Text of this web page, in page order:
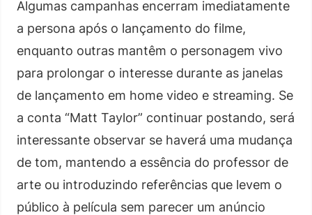
Algumas campanhas encerram imediatamente
a persona após o lançamento do filme,
enquanto outras mantêm o personagem vivo
para prolongar o interesse durante as janelas
de lançamento em home video e streaming. Se
a conta “Matt Taylor” continuar postando, será
interessante observar se haverá uma mudança
de tom, mantendo a essência do professor de
arte ou introduzindo referências que levem o
público à película sem parecer um anúncio